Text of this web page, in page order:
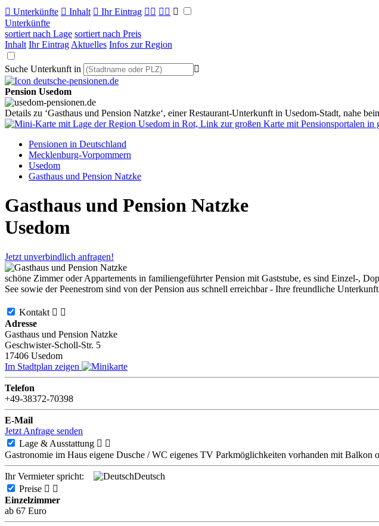
 Unterkünfte  Inhalt  Ihr Eintrag   
Unterkünfte
sortiert nach Lage sortiert nach Preis
Inhalt Ihr Eintrag Aktuelles Infos zur Region
Suche Unterkunft in 
Pension Usedom
Details zu ‘Gasthaus und Pension Natzke‘, einer Restaurant-Unterkunft in Usedom-Stadt, nahe
Pensionen in Deutschland
Mecklenburg-Vorpommern
Usedom
Gasthaus und Pension Natzke
Gasthaus und Pension Natzke
Usedom
Jetzt unverbindlich anfragen!
schöne Zimmer oder Appartements in familiengeführter Pension mit Gaststube, es sind Einzel-,
See sowie der Peenestrom sind von der Pension aus schnell erreichbar - Ihre freundliche
Kontakt  
Adresse
Gasthaus und Pension Natzke
Geschwister-Scholl-Str. 5
17406 Usedom
Im Stadtplan zeigen
Telefon
+49-38372-70398
E-Mail
Jetzt Anfrage senden
Lage & Ausstattung  
Gastronomie im Haus eigene Dusche / WC eigenes TV Parkmöglichkeiten vorhanden mit Balkon
Ihr Vermieter spricht:
Deutsch
Preise  
Einzelzimmer
ab 67 Euro